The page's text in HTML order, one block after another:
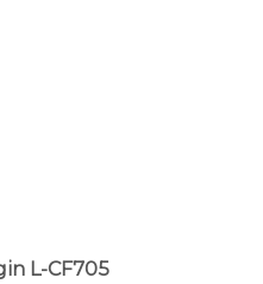
L-CF705